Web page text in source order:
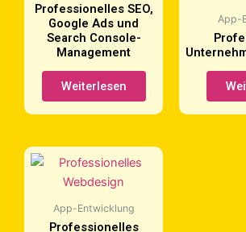
Professionelles SEO,
Google Ads und
Search Console-
Management
Weiterlesen
App-
App-Entwicklung
Professionelles